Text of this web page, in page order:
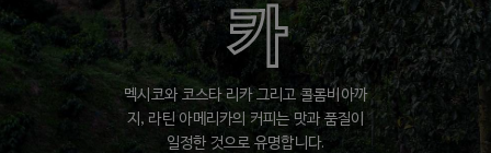
카
멕시코와 코스타 리카 그리고 콜롬비아까
지, 라틴 아메리카의 커피는 맛과 품질이
일정한 것으로 유명합니다.
코코아와 구운 견과의 은은한 향, 입안을 감도는 부드러움의 적절한 조화.
풍부하며 부드럽고 균형잡힌 향을 한 잔에 담은 미디엄 로스트를 맛보세요!
더 알아보기